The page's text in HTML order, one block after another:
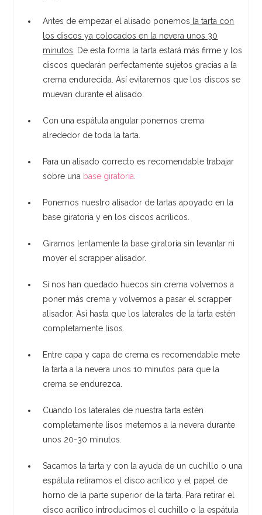
Antes de empezar el alisado ponemos la tarta con
los discos ya colocados en la nevera unos 30
minutos . De esta forma la tarta estará más firme y los
discos quedarán perfectamente sujetos gracias a la
crema endurecida. Así evitaremos que los discos se
muevan durante el alisado.
Con una espátula angular ponemos crema
alrededor de toda la tarta.
Para un alisado correcto es recomendable trabajar
sobre una base giratoria
Ponemos nuestro alisador de tartas apoyado en la
base giratoria y en los discos acrílicos.
Giramos lentamente la base giratoria sin levantar ni
mover el scrapper alisador.
Si nos han quedado huecos sin crema volvemos a
poner más crema y volvemos a pasar el scrapper
alisador. Así hasta que los laterales de la tarta estén
completamente lisos.
Entre capa y capa de crema es recomendable mete
la tarta a la nevera unos 10 minutos para que la
crema se endurezca.
Cuando los laterales de nuestra tarta estén
completamente lisos metemos a la nevera durante
unos 20-30 minutos.
Sacamos la tarta y con la ayuda de un cuchillo o una
espátula retiramos el disco acrílico y el papel de
horno de la parte superior de la tarta. Para retirar el
disco acrílico introducimos el cuchillo o la espátula